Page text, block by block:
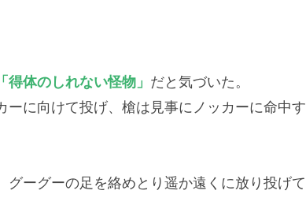
得体のしれない怪物」 だと気づいた。
に向けて投げ、槍は見事にノッカーに命中す
ーグーの足を絡めとり遥か遠くに放り投げて